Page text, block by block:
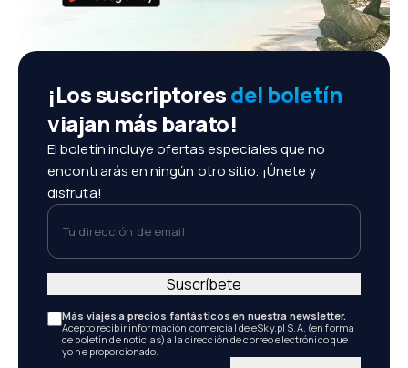
¡Los suscriptoresdel boletín
viajan más barato!
El boletín incluye ofertas especiales que no
encontrarás en ningún otro sitio. ¡Únete y
disfruta!
Tu dirección de email
Más viajes a precios fantásticos en nuestra newsletter.
Acepto recibir información comercial de eSky.pl S.A. (en forma
de boletín de noticias) a la dirección de correo electrónico que
yo he proporcionado.
Suscríbete